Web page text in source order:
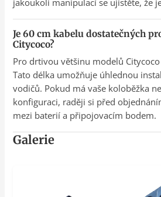
Je 60 cm kabelu dostatečných
Citycoco?
Pro drtivou většinu modelů
Tato délka umožňuje úhlednou
vodičů. Pokud má vaše koloběžka
konfiguraci, raději si před
mezi baterií a připojovacím bodem.
Galerie